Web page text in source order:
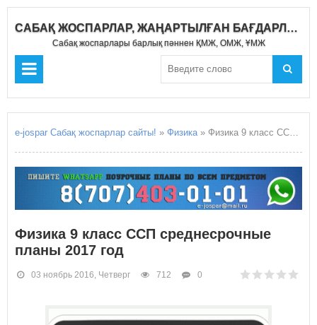
САБАҚ ЖОСПАРЛАР, ЖАҢАРТЫЛҒАН БАҒДАРЛАМА 2020-2021
Сабақ жоспарлары барлық пәннен ҚМЖ, ОМЖ, ҰМЖ
e-jospar Сабақ жоспарлар сайты! » Физика» Физика 9 класс ССП среднесрочные планы 2017 год
Физика 9 класс ССП среднесрочные
планы 2017 год
03 ноябрь 2016, Четверг 712 0